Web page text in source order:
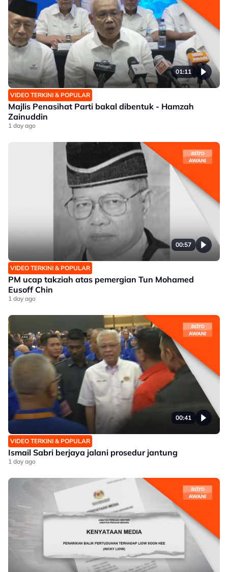
01:11
VIDEO TERKINI & POPULAR
Majlis Penasihat Parti bakal dibentuk - Hamzah
Zainuddin
1 day ago
00:57
VIDEO TERKINI & POPULAR
PM ucap takziah atas pemergian Tun Mohamed
Eusoff Chin
1 day ago
00:41
VIDEO TERKINI & POPULAR
Ismail Sabri berjaya jalani prosedur jantung
1 day ago